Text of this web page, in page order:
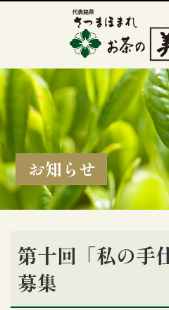
お知らせ
第十回「私の
募集